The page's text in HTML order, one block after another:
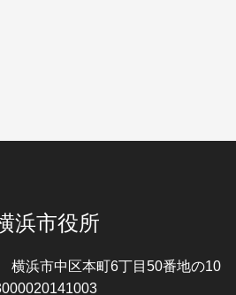
浜市役所
横浜市中区本町6丁目50番地の10